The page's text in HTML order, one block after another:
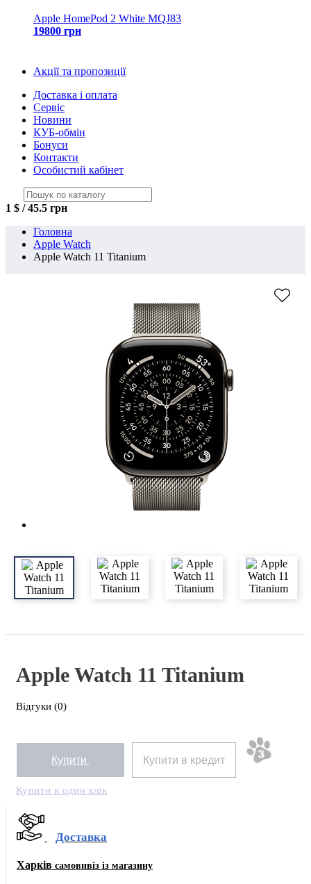
Apple HomePod 2 White MQJ83
19800 грн
Акції та пропозиції
Доставка і оплата
Сервіс
Новини
КУБ-обмін
Бонуси
Контакти
Особистий кабінет
1 $ / 45.5 грн
Головна
Apple Watch
Apple Watch 11 Titanium
Apple Watch 11 Titanium
Відгуки (0)
Купити Купити в кредит
Купити в один клік
Доставка
Харків самовивіз із магазину